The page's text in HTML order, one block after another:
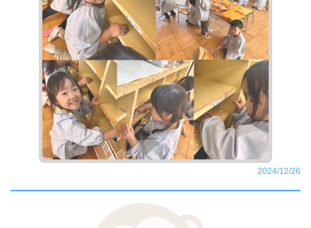
2024/12/26